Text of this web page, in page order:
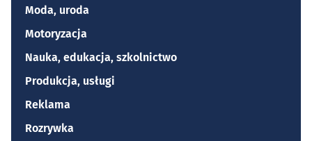
Moda, uroda
Motoryzacja
Nauka, edukacja, szkolnictwo
Produkcja, usługi
Reklama
Rozrywka